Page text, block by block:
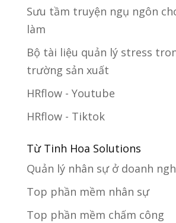
Sưu tầm truyện ngụ ngôn
làm
Bộ tài liệu quản lý stress
trường sản xuất
HRflow - Youtube
HRflow - Tiktok
Từ Tinh Hoa Solutions
Quản lý nhân sự ở doanh
Top phần mềm nhân sự
Top phần mềm chấm công